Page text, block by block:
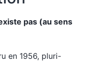
pas (au sens
en 1956, pluri-